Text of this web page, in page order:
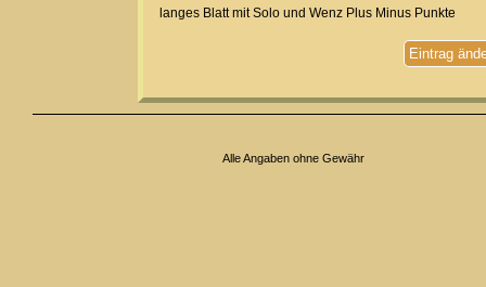
langes Blatt mit Solo und Wenz Plus Minus Punkte
Eintrag
Alle Angaben ohne Gewähr